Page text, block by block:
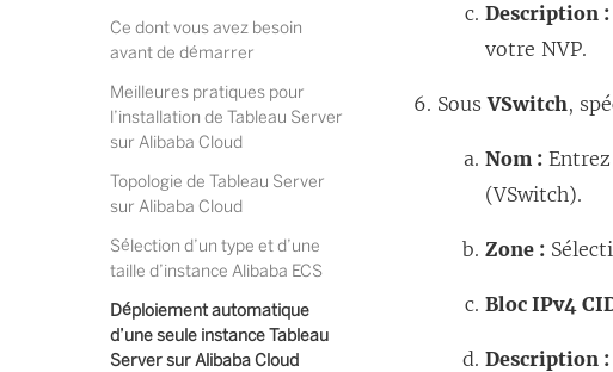
Ce dont vous avez besoin
avant de démarrer
Meilleures pratiques pour
l’installation de Tableau Server
sur Alibaba Cloud
Topologie de Tableau Server
sur Alibaba Cloud
Sélection d’un type et d’une
taille d’instance Alibaba ECS
Déploiement automatique
d’une seule instance Tableau
Server sur Alibaba Cloud
Description :
votre NVP.
SousVSwitch,
Nom :
(VSwitch).
Zone :
Bloc IPv4
Description :